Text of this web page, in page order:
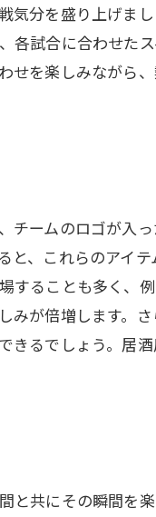
気分を盛り上げま
各試合に合わせた
せを楽しみながら
チームのロゴが入
、これらのアイテ
することも多く、
みが倍増します。
きるでしょう。居
と共にその瞬間を